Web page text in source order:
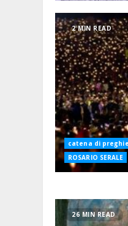
2 MIN READ
catena di
ROSARIO SERALE
26 MIN READ